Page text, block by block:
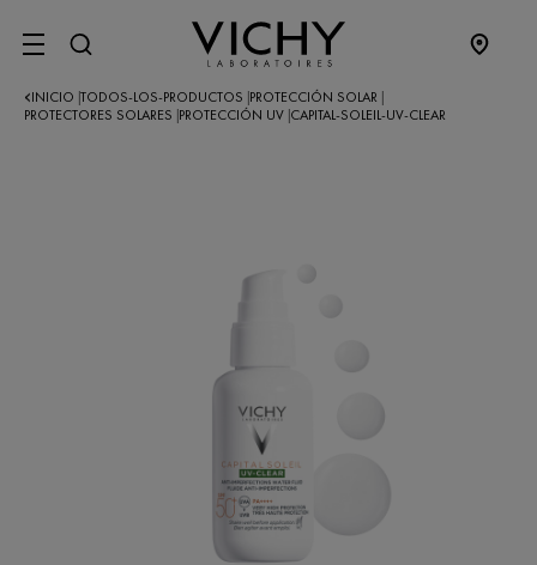
SITE MENU
INICIO TODOS-LOS-PRODUCTOS PROTECCIÓN SOLAR
PROTECTORES SOLARES PROTECCIÓN UV CAPITAL-SOLEIL-UV-CLEAR